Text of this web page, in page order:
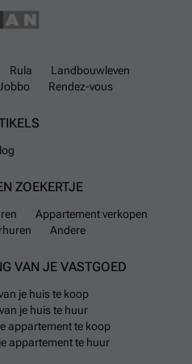
Rula
Landbouwleven
Rendez-vous
ZOEKERTJE
Appartement verkopen
Andere
VAN JE VASTGOED
je huis te koop
je huis te huur
appartement te koop
appartement te huur